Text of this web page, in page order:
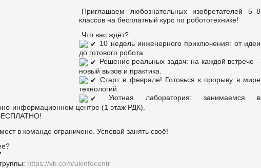
Приглашаем любознательных изобретателей 5–8
классов на бесплатный курс по робототехнике!
Что вас ждёт?
10 недель инженерного приключения: от идеи
до готового робота.
Решение реальных задач: на каждой встрече –
новый вызов и практика.
Старт в феврале! Готовься к прорыву в мире
технологий.
Уютная лаборатория: занимаемся в
информационном центре (1 этаж РДК).
в команде ограничено. Успевай занять своё!
https://vk.com/ukinfocentr